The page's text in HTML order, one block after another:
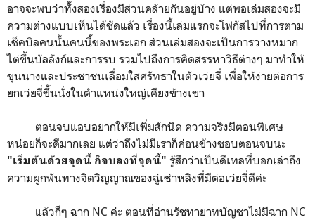
อาจจะพบว่าทั้งสองเรื่องมีส่วนคล้ายกันอยู่บ้าง แต่พอเล่มสองจะมี
ความต่างแบบเห็นได้ชัดแล้ว เรื่องนี้เล่มแรกจะโฟกัสไปที่การตาม
เช็คบิลคนนั้นคนนี้ของพระเอก ส่วนเล่มสองจะเป็นการวางหมาก
ไต่ขึ้นบัลลังก์และการรบ รวมไปถึงการคิดสรรหาวิธีต่างๆ มาทำให้
ขุนนางและประชาชนเลื่อมใสศรัทธาในตัวเว่ยจี่ เพื่อให้ง่ายต่อการ
ยกเว่ยจี่ขึ้นนั่งในตำแหน่งใหญ่เคียงข้างเขา
ตอนจบแอบอยากให้มีเพิ่มสักนิด ความจริงมีตอนพิเศษ
หน่อยก็จะดีมากเลย แต่ว่าถึงไม่มีเราก็ค่อนข้างชอบตอนจบนะ
"เริ่มต้นด้วยจุดนี้ ก็จบลงที่จุดนี้" รู้สึกว่าเป็นดีเทลที่บอกเล่าถึง
ความผูกพันทางจิตวิญญาณของฉู่เซ่าหลิงที่มีต่อเว่ยจี่ดีค่ะ
แล้วก็ๆ ฉาก NC ค่ะ ตอนที่อ่านรัชทายาทบัญชาไม่มีฉาก NC